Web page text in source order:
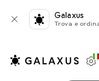
Galaxus
Trova e